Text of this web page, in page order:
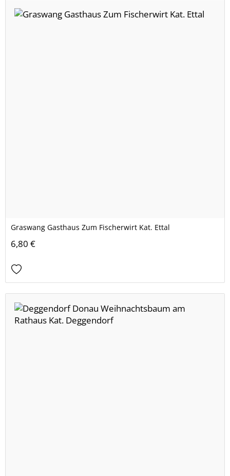
Graswang Gasthaus Zum Fischerwirt Kat. Ettal
6,80 €